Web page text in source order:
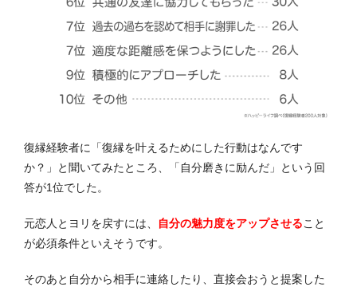
復縁経験者に「復縁を叶えるためにした行動はなんです
か？」と聞いてみたところ、「自分磨きに励んだ」という回
答が1位でした。
元恋人とヨリを戻すには、 自分の魅力度をアップさせること
が必須条件といえそうです。
そのあと自分から相手に連絡したり、直接会おうと提案した